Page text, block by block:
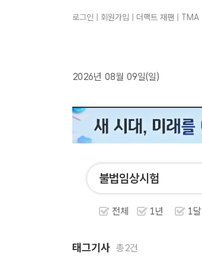
로그인 회원가입 더팩트 재팬 TMA
2026년 08월 09일(일)
전체 1년 1달
태그기사 총2건